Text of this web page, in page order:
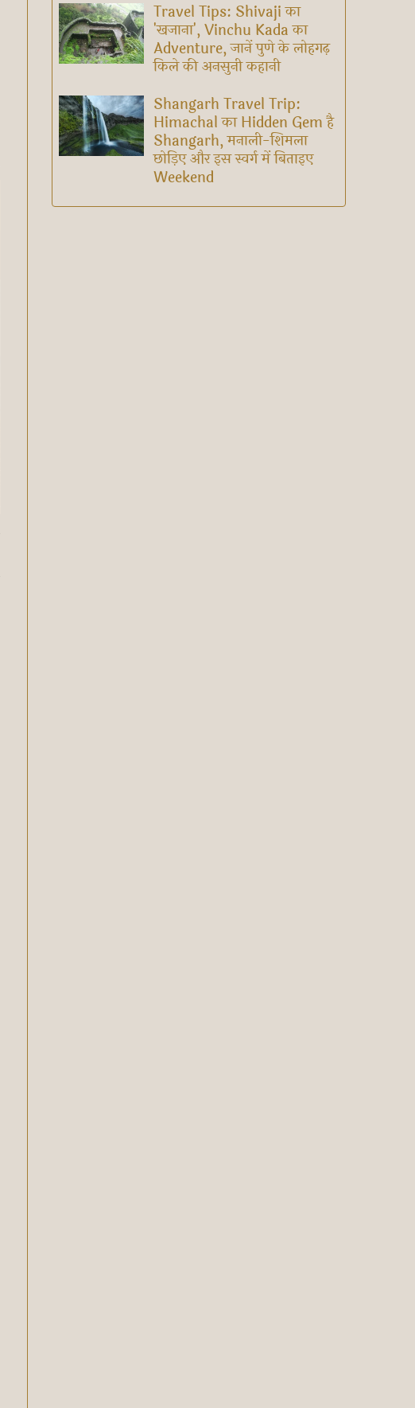
Travel Tips: Shivaji का
'खजाना', Vinchu Kada का
Adventure, जानें पुणे के लोहगढ़
किले की अनसुनी कहानी
Shangarh Travel Trip:
Himachal का Hidden Gem है
Shangarh, मनाली-शिमला
छोड़िए और इस स्वर्ग में बिताइए
Weekend